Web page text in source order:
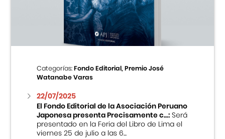
Categorías:Fondo Editorial, Premio José
Watanabe Varas
22/07/2025
El Fondo Editorial de la Asociación Peruano
Japonesa presenta Precisamente c...:Será
presentado en la Feria del Libro de Lima el
viernes 25 de julio a las 6...